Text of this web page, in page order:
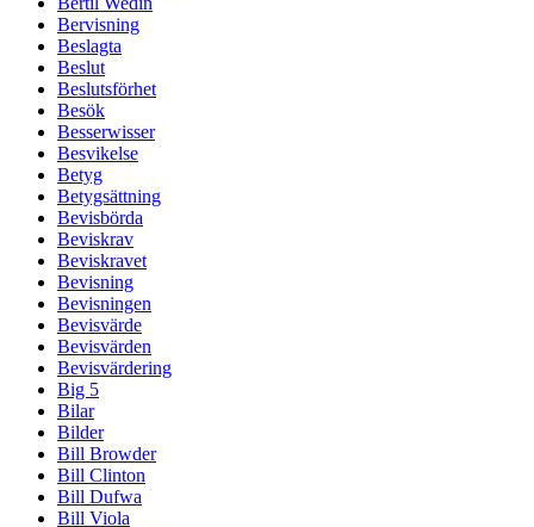
Bervisning
Beslagta
Beslut
Beslutsförhet
Besök
Besserwisser
Besvikelse
Betyg
Betygsättning
Bevisbörda
Beviskrav
Beviskravet
Bevisning
Bevisningen
Bevisvärde
Bevisvärden
Bevisvärdering
Big 5
Bilar
Bilder
Bill Browder
Bill Clinton
Bill Dufwa
Bill Viola